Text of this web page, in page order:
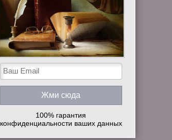
100% гарантия
конфиденциальности ваших данных